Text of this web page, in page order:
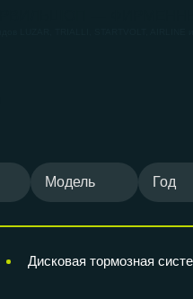
Модель Год
Дисковая тормозная